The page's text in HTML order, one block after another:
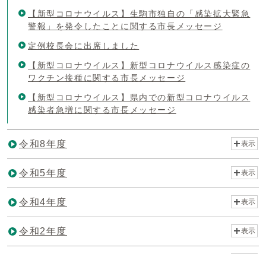
【新型コロナウイルス】生駒市独自の「感染拡大緊急
警報」を発令したことに関する市長メッセージ
定例校長会に出席しました
【新型コロナウイルス】新型コロナウイルス感染症の
ワクチン接種に関する市長メッセージ
【新型コロナウイルス】県内での新型コロナウイルス
感染者急増に関する市長メッセージ
令和8年度 表示
令和5年度 表示
令和4年度 表示
令和2年度 表示